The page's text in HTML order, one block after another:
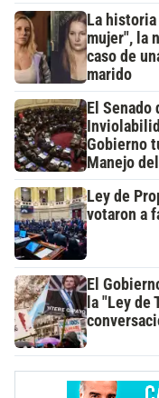
La
mujer", la
caso de
marido
El Senado
Gobierno
Manejo
Ley de
votaron a
El
la "Ley de